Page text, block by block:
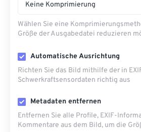
Keine Komprimierung
Wählen Sie eine
Größe der Ausgabedatei reduzieren
Automatische Ausrichtung
Richten Sie das Bild mithilfe der in
Schwerkraftsensordaten richtig aus
Metadaten entfernen
Entfernen Sie alle Profile, EXIF-
Kommentare aus dem Bild, um die